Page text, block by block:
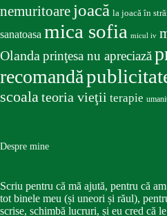
nemuritoare joacă la joacă în
sanatoasa mica sofia micul iv
Olandaprinţesa nu apreciază
recomandă
scoalateoria vieţii terapie
Despre mine
Scriu pentru că mă ajută, pentru că
tot binele meu (și uneori și răul),
scrise, schimbă lucruri, și eu cred că